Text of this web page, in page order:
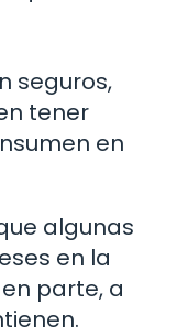
seguros,
tener
en
algunas
en la
parte, a